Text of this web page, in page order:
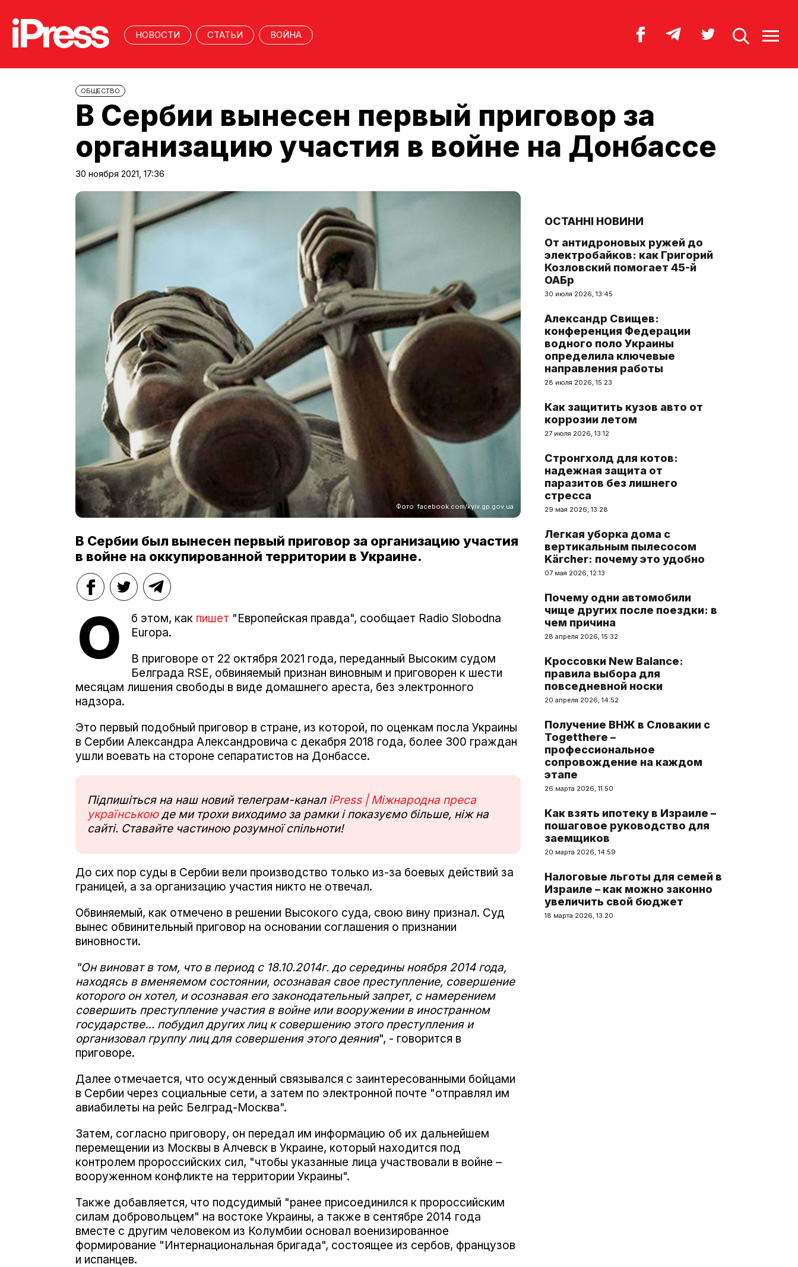
НОВОСТИ СТАТЬИ ВОЙНА
ОБЩЕСТВО
В Сербии вынесен первый приговор за
организацию участия в войне на Донбассе
30 ноября 2021, 17:36
Фото: facebook.com/kyiv.gp.gov.ua
В Сербии был вынесен первый приговор за организацию участия
в войне на оккупированной территории в Украине.
О б этом, как пишет "Европейская правда", сообщает Radio Slobodna
Europa.
В приговоре от 22 октября 2021 года, переданный Высоким судом
Белграда RSE, обвиняемый признан виновным и приговорен к шести
месяцам лишения свободы в виде домашнего ареста, без электронного
надзора.
Это первый подобный приговор в стране, из которой, по оценкам посла Украины
в Сербии Александра Александровича с декабря 2018 года, более 300 граждан
ушли воевать на стороне сепаратистов на Донбассе.
Підпишіться на наш новий телеграм-канал iPress | Міжнародна преса
українськоюде ми трохи виходимо за рамки і показуємо більше, ніж на
сайті. Ставайте частиною розумної спільноти!
До сих пор суды в Сербии вели производство только из-за боевых действий за
границей, а за организацию участия никто не отвечал.
Обвиняемый, как отмечено в решении Высокого суда, свою вину признал. Суд
вынес обвинительный приговор на основании соглашения о признании
виновности.
"Он виноват в том, что в период с 18.10.2014г. до середины ноября 2014 года,
находясь в вменяемом состоянии, осознавая свое преступление, совершение
которого он хотел, и осознавая его законодательный запрет, с намерением
совершить преступление участия в войне или вооружении в иностранном
государстве… побудил других лиц к совершению этого преступления и
организовал группу лиц для совершения этого деяния", - говорится в
приговоре.
Далее отмечается, что осужденный связывался с заинтересованными бойцами
в Сербии через социальные сети, а затем по электронной почте "отправлял им
авиабилеты на рейс Белград-Москва".
Затем, согласно приговору, он передал им информацию об их дальнейшем
перемещении из Москвы в Алчевск в Украине, который находится под
контролем пророссийских сил, "чтобы указанные лица участвовали в войне –
вооруженном конфликте на территории Украины".
Также добавляется, что подсудимый "ранее присоединился к пророссийским
силам добровольцем" на востоке Украины, а также в сентябре 2014 года
вместе с другим человеком из Колумбии основал военизированное
формирование "Интернациональная бригада", состоящее из сербов, французов
и испанцев.
ОСТАННІ НОВИНИ
От антидроновых ружей до
электробайков: как Григорий
Козловский помогает 45-й
ОАБр
30 июля 2026, 13:45
Александр Свищев:
конференция Федерации
водного поло Украины
определила ключевые
направления работы
28 июля 2026, 15:23
Как защитить кузов авто от
коррозии летом
27 июля 2026, 13:12
Стронгхолд для котов:
надежная защита от
паразитов без лишнего
стресса
29 мая 2026, 13:28
Легкая уборка дома с
вертикальным пылесосом
Kärcher: почему это удобно
07 мая 2026, 12:13
Почему одни автомобили
чище других после поездки: в
чем причина
28 апреля 2026, 15:32
Кроссовки New Balance:
правила выбора для
повседневной носки
20 апреля 2026, 14:52
Получение ВНЖ в Словакии с
Togetthere –
профессиональное
сопровождение на каждом
этапе
26 марта 2026, 11:50
Как взять ипотеку в Израиле –
пошаговое руководство для
заемщиков
20 марта 2026, 14:59
Налоговые льготы для семей в
Израиле – как можно законно
увеличить свой бюджет
18 марта 2026, 13:20